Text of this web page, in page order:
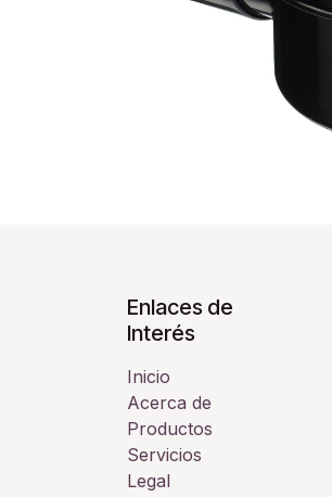
Enlaces de
Interés
Inicio
Acerca de
Productos
Servicios
Legal